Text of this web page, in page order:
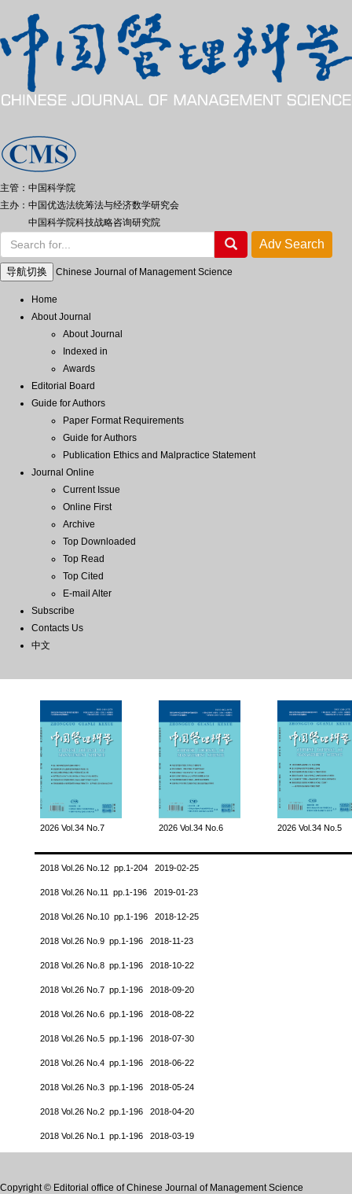
主管：中国科学院
主办：中国优选法统筹法与经济数学研究会
中国科学院科技战略咨询研究院
导航切换 Chinese Journal of Management Science
Home
About Journal
About Journal
Indexed in
Awards
Editorial Board
Guide for Authors
Paper Format Requirements
Guide for Authors
Publication Ethics and Malpractice Statement
Journal Online
Current Issue
Online First
Archive
Top Downloaded
Top Read
Top Cited
E-mail Alter
Subscribe
Contacts Us
中文
2026 Vol.34 No.7 2026 Vol.34 No.6 2026 Vol.34 No.5
2018 Vol.26 No.12 pp.1-204 2019-02-25
2018 Vol.26 No.11 pp.1-196 2019-01-23
2018 Vol.26 No.10 pp.1-196 2018-12-25
2018 Vol.26 No.9 pp.1-196 2018-11-23
2018 Vol.26 No.8 pp.1-196 2018-10-22
2018 Vol.26 No.7 pp.1-196 2018-09-20
2018 Vol.26 No.6 pp.1-196 2018-08-22
2018 Vol.26 No.5 pp.1-196 2018-07-30
2018 Vol.26 No.4 pp.1-196 2018-06-22
2018 Vol.26 No.3 pp.1-196 2018-05-24
2018 Vol.26 No.2 pp.1-196 2018-04-20
2018 Vol.26 No.1 pp.1-196 2018-03-19
Copyright © Editorial office of Chinese Journal of Management Science